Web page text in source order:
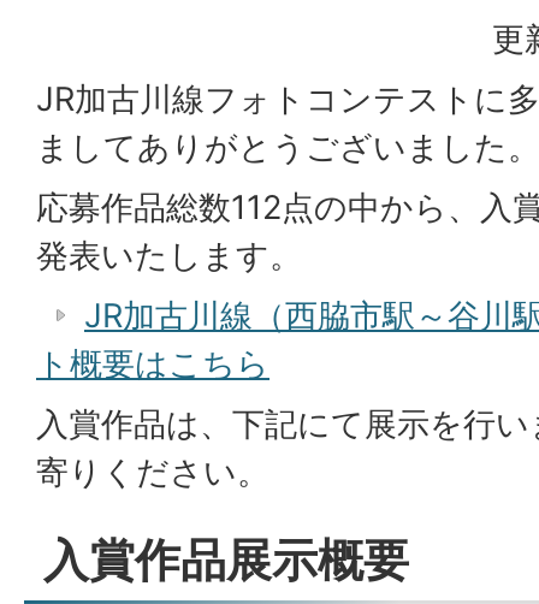
更
JR加古川線フォトコンテストに
ましてありがとうございました。
応募作品総数112点の中から、入
発表いたします。
JR加古川線（西脇市駅～谷川
ト概要はこちら
入賞作品は、下記にて展示を行
寄りください。
入賞作品展示概要